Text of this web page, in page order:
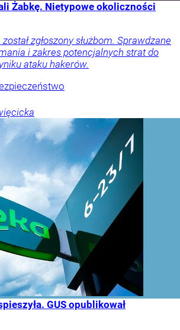
Żabkę. Nietypowe okoliczności
zgłoszony służbom. Sprawdzane
i zakres potencjalnych strat do
ataku hakerów.
GUS opublikował